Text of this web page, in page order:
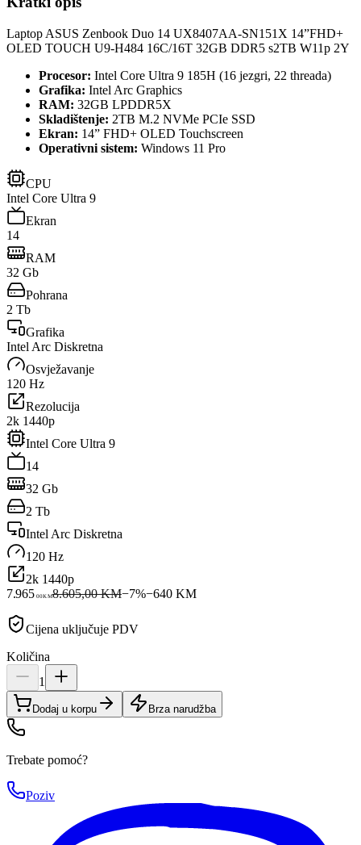
Laptop ASUS Zenbook Duo 14 UX8407AA-SN151X 14”FHD+
OLED TOUCH U9-H484 16C/16T 32GB DDR5 s2TB W11p 2Y
Procesor: Intel Core Ultra 9 185H (16 jezgri, 22 threada)
Grafika: Intel Arc Graphics
RAM: 32GB LPDDR5X
Skladištenje: 2TB M.2 NVMe PCIe SSD
Ekran: 14” FHD+ OLED Touchscreen
Operativni sistem: Windows 11 Pro
CPU
Intel Core Ultra 9
Ekran
14
RAM
32 Gb
Pohrana
2 Tb
Grafika
Intel Arc Diskretna
Osvježavanje
120 Hz
Rezolucija
2k 1440p
Intel Core Ultra 9
14
32 Gb
2 Tb
Intel Arc Diskretna
120 Hz
2k 1440p
7.965 00KM8.605,00 KM−7%−640KM
Cijena uključuje PDV
Količina
1
Dodaj u korpu Brza narudžba
Trebate pomoć?
Poziv